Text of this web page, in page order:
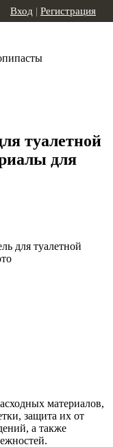
Вход | Регистрация
туалетной
для
материалов,
защита их от
а также